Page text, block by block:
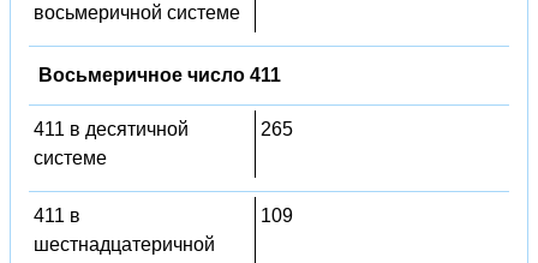
восьмеричной системе
Восьмеричное число 411
411 в десятичной
системе
265
411 в
шестнадцатеричной
109